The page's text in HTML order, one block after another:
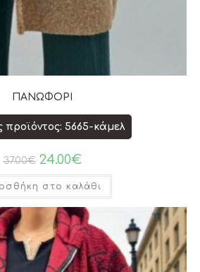
ΠΑΝΩΦΟΡΙ
προϊόντος: 5665-κάμελ
37.00€ 24.00€
στο καλάθι